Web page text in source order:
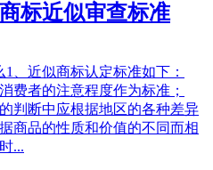
标近似审查标准
、近似商标认定标准如下：
费者的注意程度作为标准；
判断中应根据地区的各种差异
商品的性质和价值的不同而相
...